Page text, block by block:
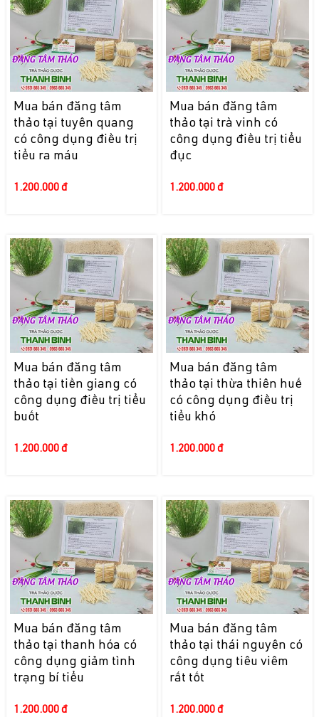
Mua bán đăng tâm
thảo tại tuyên quang
có công dụng điều trị
tiểu ra máu
1.200.000 đ
Mua bán đăng tâm
thảo tại trà vinh có
công dụng điều trị tiểu
đục
1.200.000 đ
Mua bán đăng tâm
thảo tại tiền giang có
công dụng điều trị tiểu
buốt
1.200.000 đ
Mua bán đăng tâm
thảo tại thừa thiên huế
có công dụng điều trị
tiểu khó
1.200.000 đ
Mua bán đăng tâm
thảo tại thanh hóa có
công dụng giảm tình
trạng bí tiểu
1.200.000 đ
Mua bán đăng tâm
thảo tại thái nguyên có
công dụng tiêu viêm
rất tốt
1.200.000 đ